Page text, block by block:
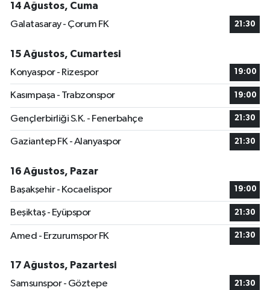
14 Ağustos, Cuma
Galatasaray - Çorum FK
21:30
15 Ağustos, Cumartesi
Konyaspor - Rizespor
19:00
Kasımpaşa - Trabzonspor 19:00
Gençlerbirliği S.K. - Fenerbahçe 21:30
Gaziantep FK - Alanyaspor 21:30
16 Ağustos, Pazar
Başakşehir - Kocaelispor
19:00
Beşiktaş - Eyüpspor 21:30
Amed - Erzurumspor FK 21:30
17 Ağustos, Pazartesi
Samsunspor - Göztepe
21:30